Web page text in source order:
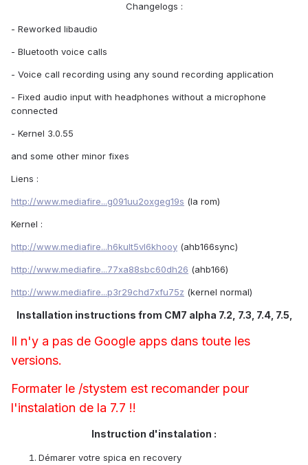
Changelogs :
- Reworked libaudio
- Bluetooth voice calls
- Voice call recording using any sound recording application
- Fixed audio input with headphones without a microphone
connected
- Kernel 3.0.55
and some other minor fixes
Liens :
http://www.mediafire...g091uu2oxgeg19s (la rom)
Kernel :
http://www.mediafire...h6kult5vl6khooy (ahb166sync)
http://www.mediafire...77xa88sbc60dh26 (ahb166)
http://www.mediafire...p3r29chd7xfu75z (kernel normal)
Installation instructions from CM7 alpha 7.2, 7.3, 7.4, 7.5,
Il n'y a pas de Google apps dans toute les
versions.
Formater le /stystem est recomander pour
l'instalation de la 7.7 !!
Instruction d'instalation :
Démarer votre spica en recovery